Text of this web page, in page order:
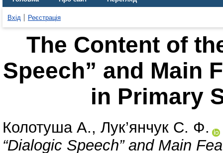
Вхід Реєстрація
The Content of
Speech” and Main
in Primary
Колотуша А., Лук’янчук С. Ф.
“Dialogic Speech” and Main